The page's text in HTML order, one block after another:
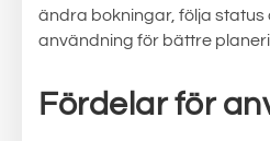
ändra bokningar, följa status
användning för bättre
Fördelar för